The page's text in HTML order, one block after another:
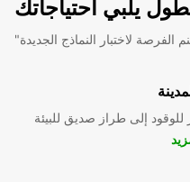
يلبي احتياجاتك
الفرصة لاختبار النماذج الجديدة
إلى طراز صديق للبيئة